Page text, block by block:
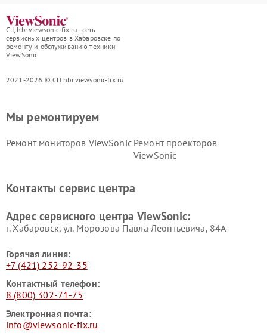
СЦ hbr.viewsonic-fix.ru - сеть
сервисных центров в Хабаровске по
ремонту и обслуживанию техники
ViewSonic
2021-2026 © СЦ hbr.viewsonic-fix.ru
Мы ремонтируем
Ремонт мониторов ViewSonic Ремонт проекторов
ViewSonic
Контакты сервис центра
Адрес сервисного центра ViewSonic:
г. Хабаровск, ул. Морозова Павла Леонтьевича, 84А
Горячая линия:
+7 (421) 252-92-35
Контактный телефон:
8 (800) 302-71-75
Электронная почта:
info@viewsonic-fix.ru